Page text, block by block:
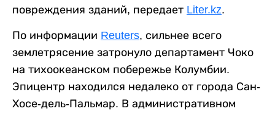
повреждения зданий, передает Liter.kz.
По информации Reuters, сильнее всего
землетрясение затронуло департамент Чоко
на тихоокеанском побережье Колумбии.
Эпицентр находился недалеко от города Сан-
Хосе-дель-Пальмар. В административном